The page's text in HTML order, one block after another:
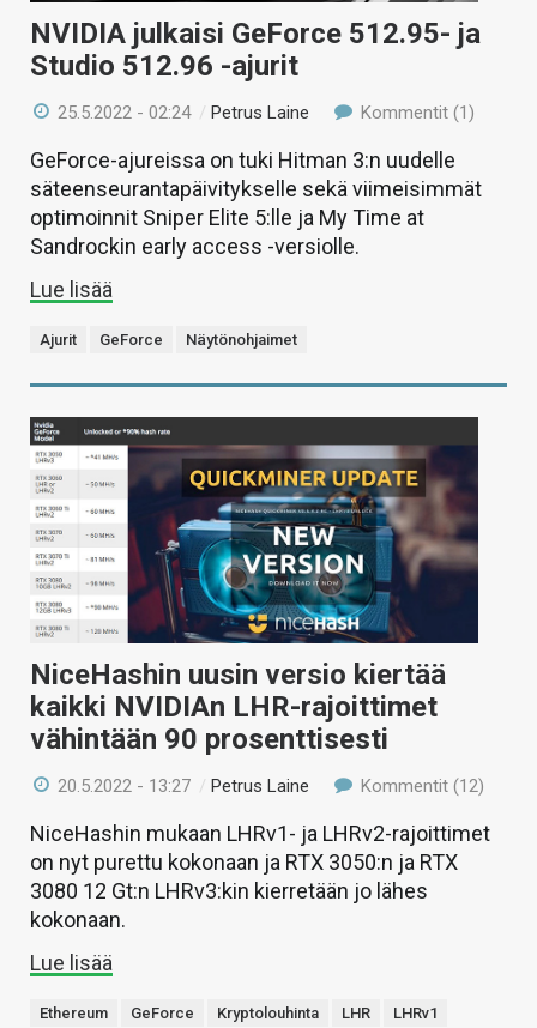
NVIDIA julkaisi GeForce 512.95- ja
Studio 512.96 -ajurit
25.5.2022 - 02:24 /Petrus Laine Kommentit (1)
GeForce-ajureissa on tuki Hitman 3:n uudelle
säteenseurantapäivitykselle sekä viimeisimmät
optimoinnit Sniper Elite 5:lle ja My Time at
Sandrockin early access -versiolle.
Lue lisää
Ajurit GeForce Näytönohjaimet
NiceHashin uusin versio kiertää
kaikki NVIDIAn LHR-rajoittimet
vähintään 90 prosenttisesti
20.5.2022 - 13:27 /Petrus Laine Kommentit (12)
NiceHashin mukaan LHRv1- ja LHRv2-rajoittimet
on nyt purettu kokonaan ja RTX 3050:n ja RTX
3080 12 Gt:n LHRv3:kin kierretään jo lähes
kokonaan.
Lue lisää
Ethereum GeForce Kryptolouhinta LHR
LHRv1